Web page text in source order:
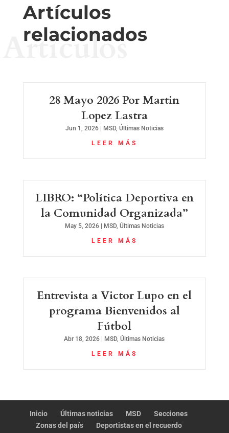
Artículos
relacionados
Artículos
28 Mayo 2026 Por Martin
Lopez Lastra
Jun 1, 2026| MSD, Últimas Noticias
LEER MÁS
LIBRO: “Política Deportiva en
la Comunidad Organizada”
May 5, 2026| MSD, Últimas Noticias
LEER MÁS
Entrevista a Victor Lupo en el
programa Bienvenidos al
Fútbol
Abr 18, 2026 MSD,Últimas Noticias
LEER MÁS
Inicio Últimas noticias MSD
Secciones
Zonas del país
Deportistas en el recuerdo